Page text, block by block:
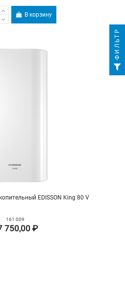
В корзину
EDISSON King 80 V
161 009
750,00 ₽
ФИЛЬТР